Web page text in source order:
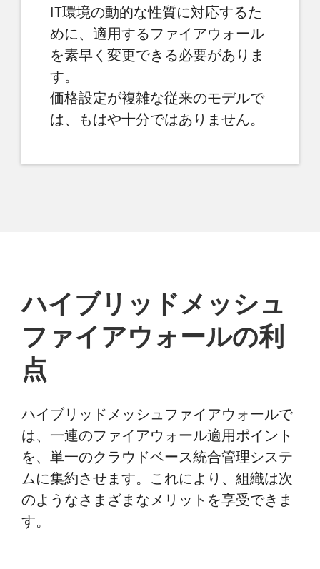
IT環境の動的な性質に対応するた
めに、適用するファイアウォール
を素早く変更できる必要がありま
す。
価格設定が複雑な従来のモデルで
は、もはや十分ではありません。
ハイブリッドメッシュ
ファイアウォールの利
点
ハイブリッドメッシュファイアウォールで
は、一連のファイアウォール適用ポイント
を、単一のクラウドベース統合管理システ
ムに集約させます。これにより、組織は次
のようなさまざまなメリットを享受できま
す。